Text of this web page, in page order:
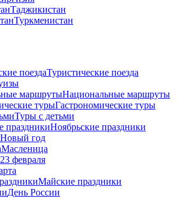
Таджикистан
Туркменистан
Туристические поезда
Национальные маршруты
Гастрономические туры
Туры с детьми
Ноябрьские праздники
Новый год
Масленица
23 февраля
Майские праздники
День России